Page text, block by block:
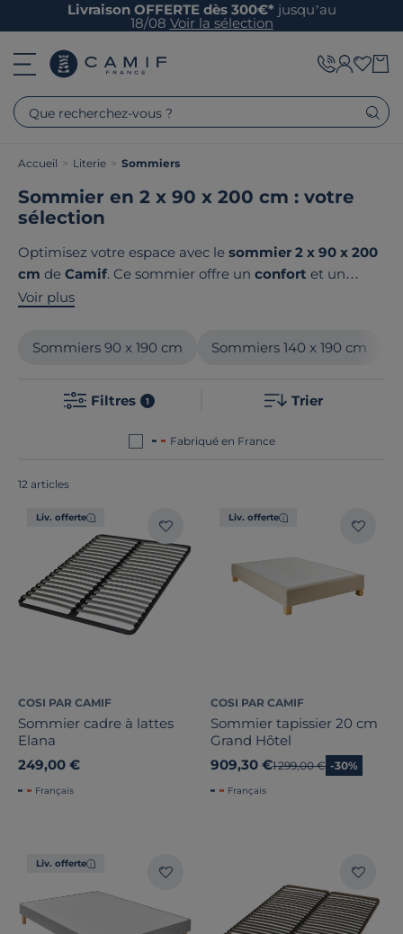
Livraison OFFERTE dès 300€* jusqu’au
18/08 Voir la sélection
Que recherchez-vous ?
Accueil > Literie > Sommiers
Sommier en 2 x 90 x 200 cm : votre
sélection
Optimisez votre espace avec le sommier 2 x 90 x 200
cm de Camif. Ce sommier offre un confort et un
soutienexceptionnels pour un
s'adapter à ungrand lit 180 x 200 cm . Sa structure
Le point commun de nos produits ? Ils sont tous
Voir plus
Sommiers 90 x 190 cm Sommiers 140 x 190 cm
Filtres 1 Trier
Fabriqué en France
12 articles
Liv. offerte
COSI PAR CAMIF
Sommier cadre à lattes
Elana
249,00 €
Français
Liv. offerte
COSI PAR CAMIF
Sommier tapissier 20 cm
Grand Hôtel
909,30 €Ancien prix
1 299,00 € -30%
Français
Liv. offerte
Marque
Technologie du sommier
Pieds de sommier inclus
Note des clients
Pays de fabrication